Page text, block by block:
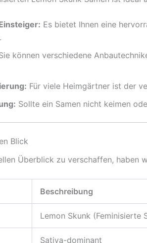
Es bietet Ihnen eine
können verschiedene
Für viele Heimgärtner ist der
Sollte ein Samen nicht keimen
Blick
Überblick zu verschaffen,
Beschreibung
Lemon Skunk (Feminisierte
Sativa-dominant